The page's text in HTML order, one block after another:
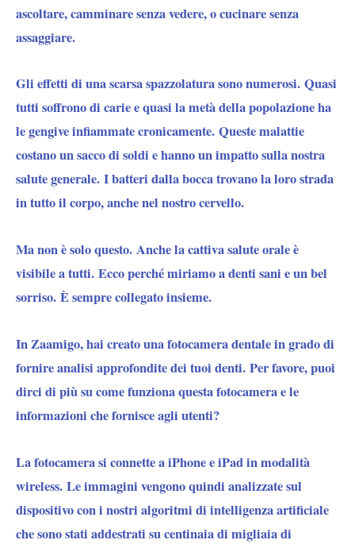
ascoltare, camminare senza vedere, o cucinare senza
assaggiare.
Gli effetti di una scarsa spazzolatura sono numerosi. Quasi
tutti soffrono di carie e quasi la metà della popolazione ha
le gengive infiammate cronicamente. Queste malattie
costano un sacco di soldi e hanno un impatto sulla nostra
salute generale. I batteri dalla bocca trovano la loro strada
in tutto il corpo, anche nel nostro cervello.
Ma non è solo questo. Anche la cattiva salute orale è
visibile a tutti. Ecco perché miriamo a denti sani e un bel
sorriso. È sempre collegato insieme.
In Zaamigo, hai creato una fotocamera dentale in grado di
fornire analisi approfondite dei tuoi denti. Per favore, puoi
dirci di più su come funziona questa fotocamera e le
informazioni che fornisce agli utenti?
La fotocamera si connette a iPhone e iPad in modalità
wireless. Le immagini vengono quindi analizzate sul
dispositivo con i nostri algoritmi di intelligenza artificiale
che sono stati addestrati su centinaia di migliaia di